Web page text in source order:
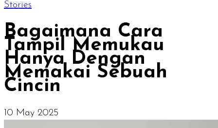
Stories
Bagaimana Cara
Tampil Memukau
Hanya Dengan
Memakai Sebuah
Cincin
10 May 2025